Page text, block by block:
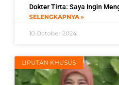
Dokter Tirta: Saya Ingin
SELENGKAPNYA »
10 October 2024
LIPUTAN KHUSUS